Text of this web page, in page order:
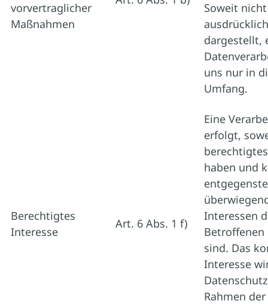
vorvertraglicher
Maßnahmen
Soweit nicht
dargestellt,
uns nur in
Umfang.
Berechtigtes
Interesse
Art. 6 Abs. 1 f)
Eine
erfolgt,
haben und
Interessen
sind. Das
Interesse
Rahmen der